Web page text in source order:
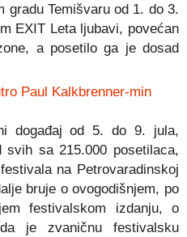
gradu Temišvaru od 1. do 3.
EXIT Leta ljubavi, povećan
a posetilo ga je dosad
događaj od 5. do 9. jula,
sa 215.000 posetilaca,
na Petrovaradinskoj
bruje o ovogodišnjem, po
festivalskom izdanju, o
je zvaničnu festivalsku